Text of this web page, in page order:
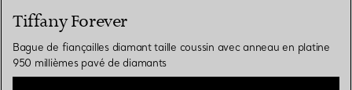
Tiffany Forever
Bague de fiançailles diamant taille coussin avec anneau en platine
950 millièmes pavé de diamants